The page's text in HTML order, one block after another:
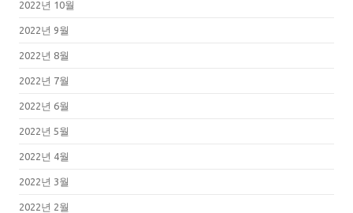
2022년 10월
2022년 9월
2022년 8월
2022년 7월
2022년 6월
2022년 5월
2022년 4월
2022년 3월
2022년 2월